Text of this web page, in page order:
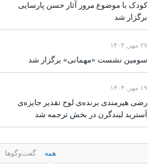
کودک با موضوع مرور آثار حسن پارسایی
برگزار شد
۲۷ مهر, ۱۴۰۴
سومین نشست «مهمانی» برگزار شد
۱۹ مهر, ۱۴۰۴
رضی هیرمندی برنده‌ی لوح تقدیر جایزه‌ی
آسترید لیندگرن در بخش ترجمه شد
همه گفت‌وگوها